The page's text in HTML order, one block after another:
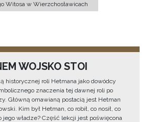
Witosa w Wierzchosławicach
WOJSKO STOI
historycznej roli Hetmana jako dowódcy
znaczenia tej dawnej roli po
Główną omawianą postacią jest Hetman
Kim był Hetman, co robił, co nosił, co
jego władze? Część lekcji jest poświęcona